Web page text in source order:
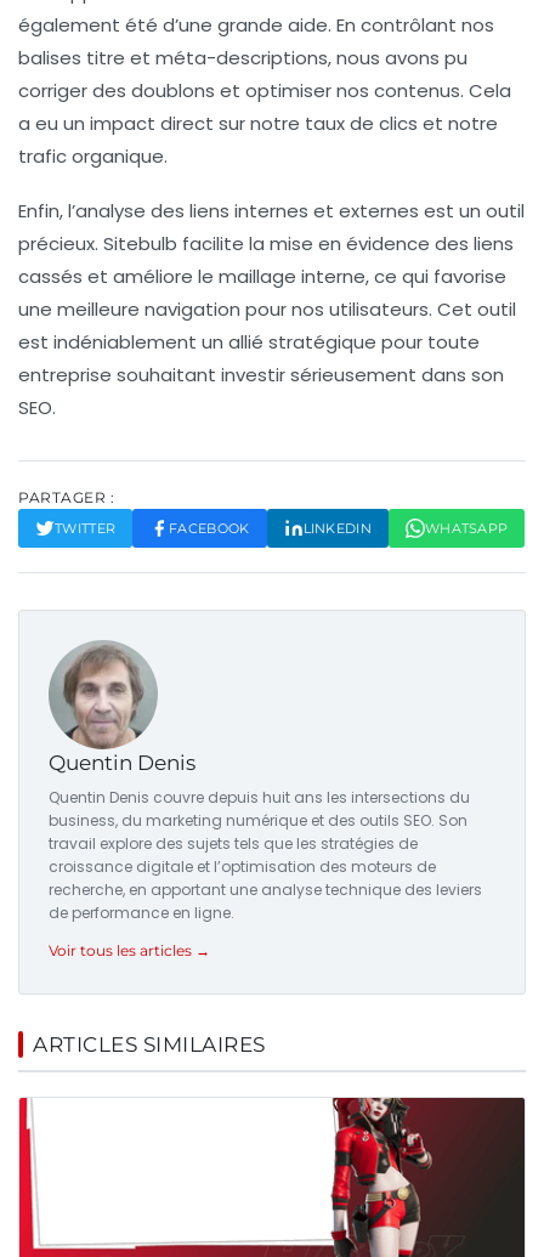
également été d’une grande aide. En contrôlant nos
balises titre et méta-descriptions, nous avons pu
corriger des doublons et optimiser nos contenus. Cela
a eu un impact direct sur notre taux de clics et notre
trafic organique.
Enfin, l’analyse des liens internes et externes est un outil
précieux. Sitebulb facilite la mise en évidence des liens
cassés et améliore le maillage interne, ce qui favorise
une meilleure navigation pour nos utilisateurs. Cet outil
est indéniablement un allié stratégique pour toute
entreprise souhaitant investir sérieusement dans son
SEO.
PARTAGER :
TWITTER FACEBOOK LINKEDIN WHATSAPP
Quentin Denis
Quentin Denis couvre depuis huit ans les intersections du
business, du marketing numérique et des outils SEO. Son
travail explore des sujets tels que les stratégies de
croissance digitale et l’optimisation des moteurs de
recherche, en apportant une analyse technique des leviers
de performance en ligne.
Voir tous les articles →
ARTICLES SIMILAIRES